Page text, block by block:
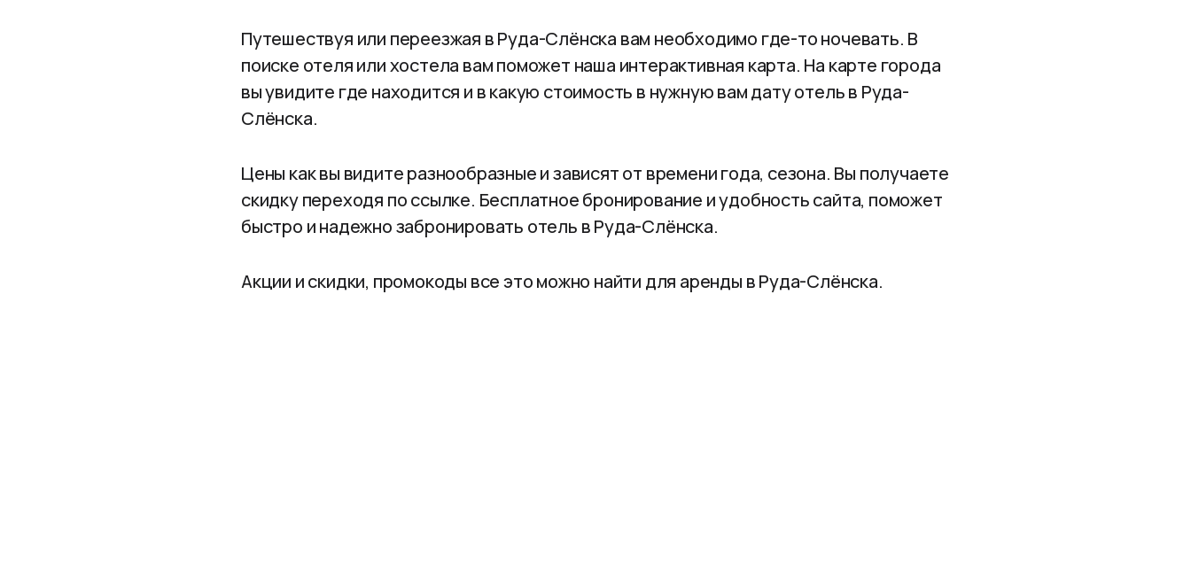
Путешествуя или переезжая в Руда-Слёнска вам необходимо где-то ночевать. В
поиске отеля или хостела вам поможет наша интерактивная карта. На карте города
вы увидите где находится и в какую стоимость в нужную вам дату отель в Руда-
Слёнска.
Цены как вы видите разнообразные и зависят от времени года, сезона. Вы получаете
скидку переходя по ссылке. Бесплатное бронирование и удобность сайта, поможет
быстро и надежно забронировать отель в Руда-Слёнска.
Акции и скидки, промокоды все это можно найти для аренды в Руда-Слёнска.